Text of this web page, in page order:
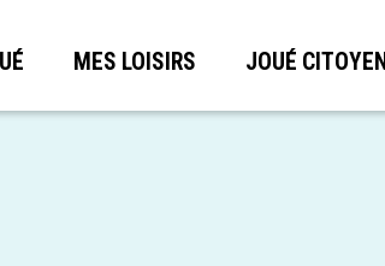
MES LOISIRS JOUÉ CITOYEN